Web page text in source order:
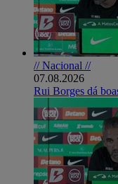
// Nacional //
07.08.2026
Rui Borges dá